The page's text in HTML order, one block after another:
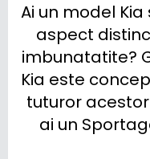
Ai un model
aspect
imbunatatite?
Kia este
tuturor
ai un